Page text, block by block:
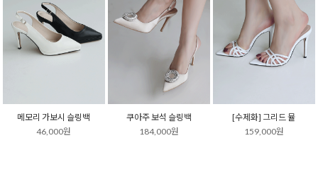
메모리 가보시 슬링백
46,000원
쿠아주 보석 슬링백
184,000원
[수제화] 그리드 뮬
159,000원